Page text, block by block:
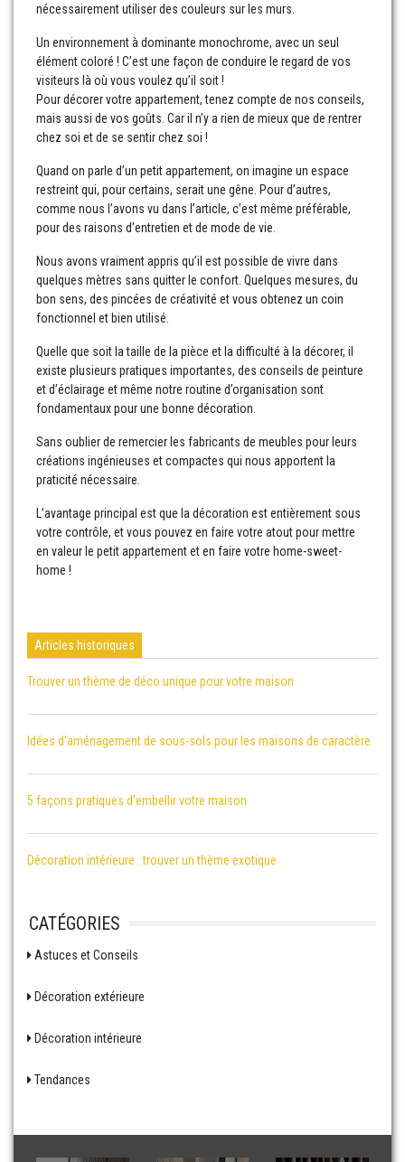
nécessairement utiliser des couleurs sur les murs.
Un environnement à dominante monochrome, avec un seul
élément coloré ! C’est une façon de conduire le regard de vos
visiteurs là où vous voulez qu’il soit !
Pour décorer votre appartement, tenez compte de nos conseils,
mais aussi de vos goûts. Car il n’y a rien de mieux que de rentrer
chez soi et de se sentir chez soi !
Quand on parle d’un petit appartement, on imagine un espace
restreint qui, pour certains, serait une gêne. Pour d’autres,
comme nous l’avons vu dans l’article, c’est même préférable,
pour des raisons d’entretien et de mode de vie.
Nous avons vraiment appris qu’il est possible de vivre dans
quelques mètres sans quitter le confort. Quelques mesures, du
bon sens, des pincées de créativité et vous obtenez un coin
fonctionnel et bien utilisé.
Quelle que soit la taille de la pièce et la difficulté à la décorer, il
existe plusieurs pratiques importantes, des conseils de peinture
et d’éclairage et même notre routine d’organisation sont
fondamentaux pour une bonne décoration.
Sans oublier de remercier les fabricants de meubles pour leurs
créations ingénieuses et compactes qui nous apportent la
praticité nécessaire.
L’avantage principal est que la décoration est entièrement sous
votre contrôle, et vous pouvez en faire votre atout pour mettre
en valeur le petit appartement et en faire votre home-sweet-
home !
Articles historiques
Trouver un thème de déco unique pour votre maison
Idées d'aménagement de sous-sols pour les maisons de caractère
5 façons pratiques d'embellir votre maison
Décoration intérieure : trouver un thème exotique
CATÉGORIES
Astuces et Conseils
Décoration extérieure
Décoration intérieure
Tendances